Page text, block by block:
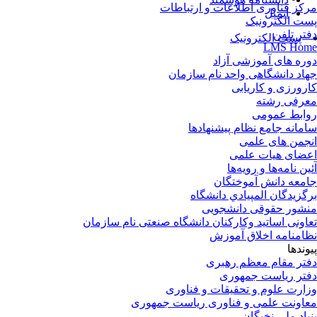
ایمیل
پست الکترونیک
فناوری اطلاعات و ارتباطات
الکترونیک
تلفن
LMS
های آموزشی آزاد
دانشگاهی واحد نام سازمان
و کاریابی
رشته
عمومی
جامع نظام پیشنهادها
های علمی
هیات علمی
نامه‌ها و رویه‌ها
دانش آموختگان
المپيادي دانشگاه
حقوقی دانشجویی
اساتید وکارکنان دانشگاه صنعتی نام سازمان
اخلاق آموزش
مقام معظم رهبری
ریاست جمهوری
علوم و تحقیقات و فناوری
علمی و فناوری ریاست جمهوری